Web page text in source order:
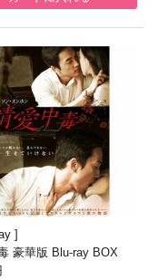
豪華版 Blu-ray BOX